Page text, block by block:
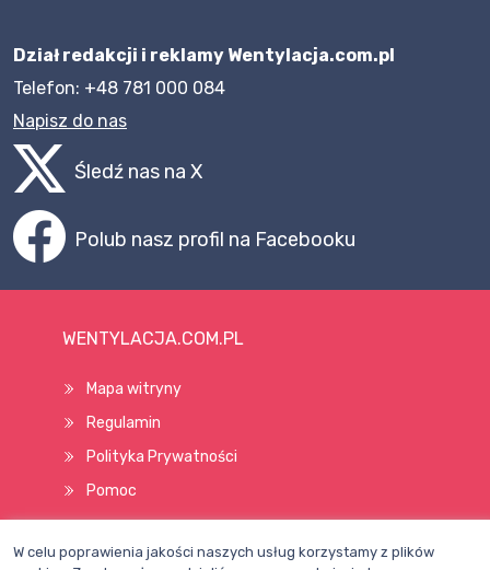
Dział redakcji i reklamy Wentylacja.com.pl
Telefon: +48 781 000 084
Napisz do nas
Śledź nas na X
Polub nasz profil na Facebooku
WENTYLACJA.COM.PL
Mapa witryny
Regulamin
Polityka Prywatności
Pomoc
W celu poprawienia jakości naszych usług korzystamy z plików